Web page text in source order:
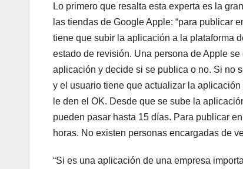
Lo primero que resalta esta experta es la
las tiendas de Google Apple: “para publicar
tiene que subir la aplicación a la plataforma
estado de revisión. Una persona de Apple se
aplicación y decide si se publica o no. Si no
y el usuario tiene que actualizar la
le den el OK. Desde que se sube la
pueden pasar hasta 15 días. Para publicar
horas. No existen personas encargadas de
“Si es una aplicación de una empresa